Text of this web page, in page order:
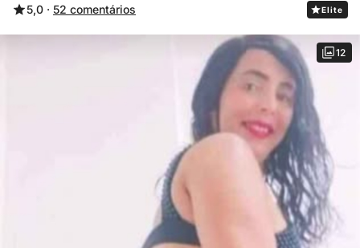
5,0 · 52 comentários Elite
12